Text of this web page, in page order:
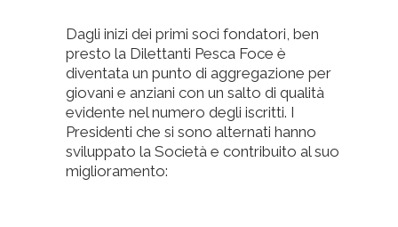
Dagli inizi dei primi soci fondatori, ben
presto la Dilettanti Pesca Foce è
diventata un punto di aggregazione per
giovani e anziani con un salto di qualità
evidente nel numero degli iscritti. I
Presidenti che si sono alternati hanno
sviluppato la Società e contribuito al suo
miglioramento: